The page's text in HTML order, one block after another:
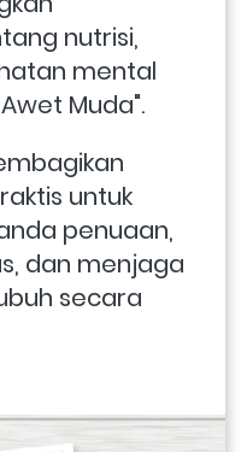
nutrisi,
mental
Muda".
untuk
penuaan,
dan menjaga
secara